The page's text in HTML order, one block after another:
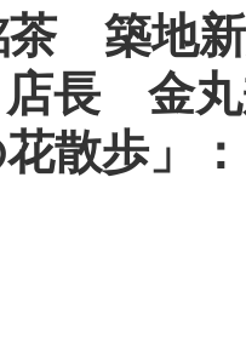
茶 築地
店長 金
散歩」